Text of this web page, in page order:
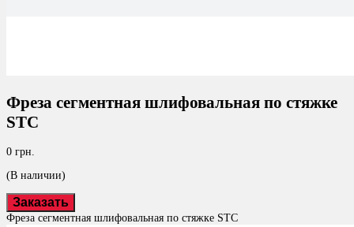
Фреза сегментная шлифовальная по стяжке
STC
0 грн.
(В наличии)
Заказать
Фреза сегментная шлифовальная по стяжке STC